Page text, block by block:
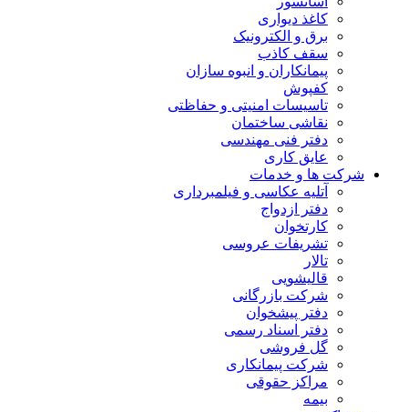
کاغذ دیواری
برق و الکترونیک
سقف کاذب
پیمانکاران و انبوه سازان
کفپوش
تاسیسات امنیتی و حفاظتی
نقاشی ساختمان
دفتر فنی مهندسی
عایق کاری
شرکت ها و خدمات
آتلیه عکاسی و فیلمبرداری
دفتر ازدواج
کارتخوان
تشریفات عروسی
تالار
قالیشویی
شرکت بازرگانی
دفتر پیشخوان
دفتر اسناد رسمی
گل فروشی
شرکت پیمانکاری
مراکز حقوقی
بیمه